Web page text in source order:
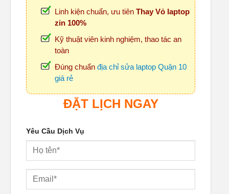
Linh kiện chuẩn, ưu tiên Thay Vỏ laptop
zin 100%
Kỹ thuật viên kinh nghiệm, thao tác an
toàn
Đúng chuẩn địa chỉ sửa laptop Quận 10
giá rẻ
ĐẶT LỊCH NGAY
Yêu Cầu Dịch Vụ